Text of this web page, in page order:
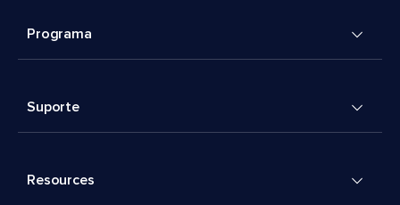
Programa
Suporte
Resources